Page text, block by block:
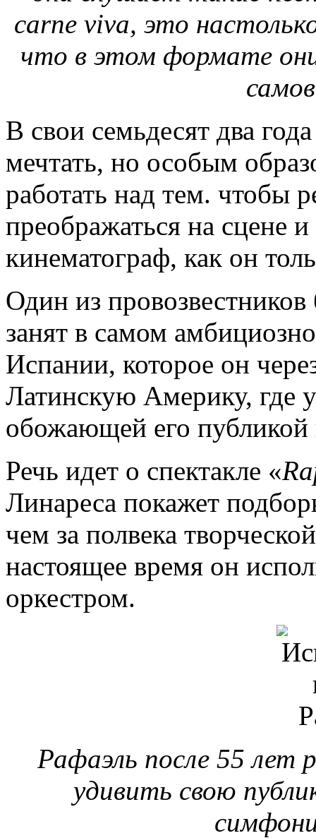
carne viva, это
что в этом формате
В свои семьдесят два
мечтать, но особым
работать над тем. чтобы
преображаться на сцене
кинематограф, как он
Один из
занят в самом
Испании, которое он
Латинскую Америку, где у
обожающей его
Речь идет о спектакле «
Линареса покажет
чем за полвека
настоящее время он
оркестром.
Рафаэль после 55 лет
удивить свою
с